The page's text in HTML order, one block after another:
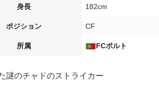
身長 182cm
ポジション CF
所属 FCポルト
謎のチャドのストライカー